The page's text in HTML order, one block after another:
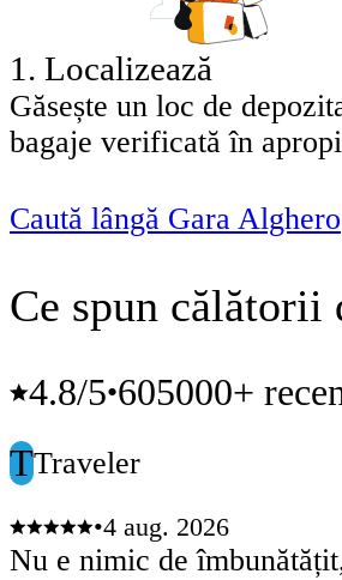
1 . Localizează
Găsește un loc de
bagaje verificată în
Caută lângă Gara Alghero
Ce spun călătorii
4.8/5•605000+
TTraveler
•4 aug. 2026
Nu e nimic de